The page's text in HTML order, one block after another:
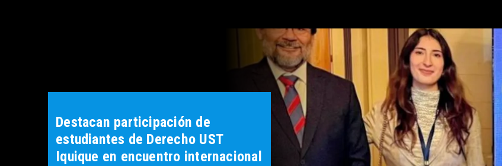
Destacan participación de
estudiantes de Derecho UST
Iquique en encuentro internacional